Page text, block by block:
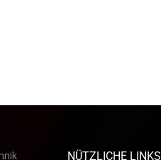
NÜTZLICHE LINKS